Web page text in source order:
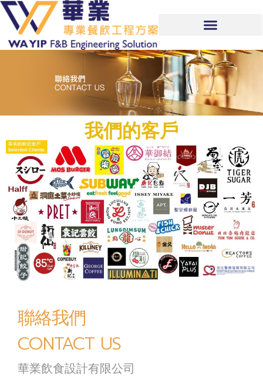
我們的客戶
聯絡我們
CONTACT US
華業飲食設計有限公司